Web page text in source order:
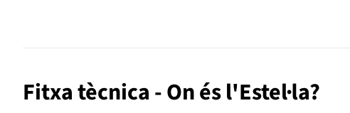
Fitxa tècnica - On és l'Estel·la?